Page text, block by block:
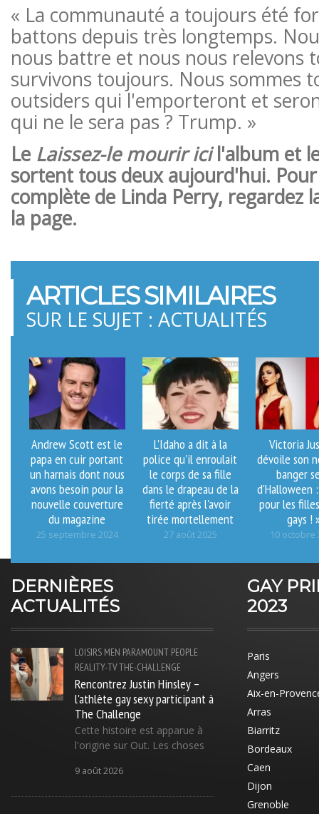
« La communauté a toujours été
battons depuis très longtemps.
nous battre et nous nous relevons
survivons toujours. Nous sommes
outsiders qui l'emporteront et
qui ne le sera pas ? Trump. »
Le Laissez-le mourir icil'album et
sortent tous deux aujourd'hui.
complète de Linda Perry, regardez
la page.
ARTICLES SIMILAIRES
SUR LE SUJET : ACTUALITÉS
Andrew Scott est le
papa en cuir portant
un harnais dont nous
avons besoin pour la
nouvelle couverture
du magazine
25 septembre 2024
L'Idaho a dit à la
police qu'il enroulait
le corps de sa fille
dans le drapeau de la
fierté après l'avoir
tirée mortellement
27 août 2025
Victoria
dévoile son
banger
d'Halloween
pour les
gays !
10 octobre
DERNIÈRES
ACTUALITÉS
LOISIRS MEN PARAMOUNT PEOPLE
REALITY-TVTHE-CHALLENGE
Rencontrez Justin Hinsley –
l'athlète gay sexy participant à
The Challenge
Cette histoire est apparue à
l'origine sur Out. Les choses
9 août 2026
GAY
2023
Paris
Angers
Aix-en-
Arras
Biarritz
Bordeaux
Caen
Dijon
Grenoble